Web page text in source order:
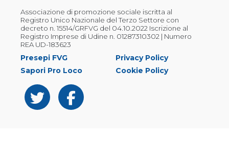
Associazione di promozione sociale iscritta al
Registro Unico Nazionale del Terzo Settore con
decreto n. 15514/GRFVG del 04.10.2022 Iscrizione al
Registro Imprese di Udine n. 01287310302 | Numero
REA UD-183623
Presepi FVG
Sapori Pro Loco
Privacy Policy
Cookie Policy